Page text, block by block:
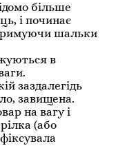
більше
і починає
шальки
в
заздалегідь
завищена.
на вагу і
(або